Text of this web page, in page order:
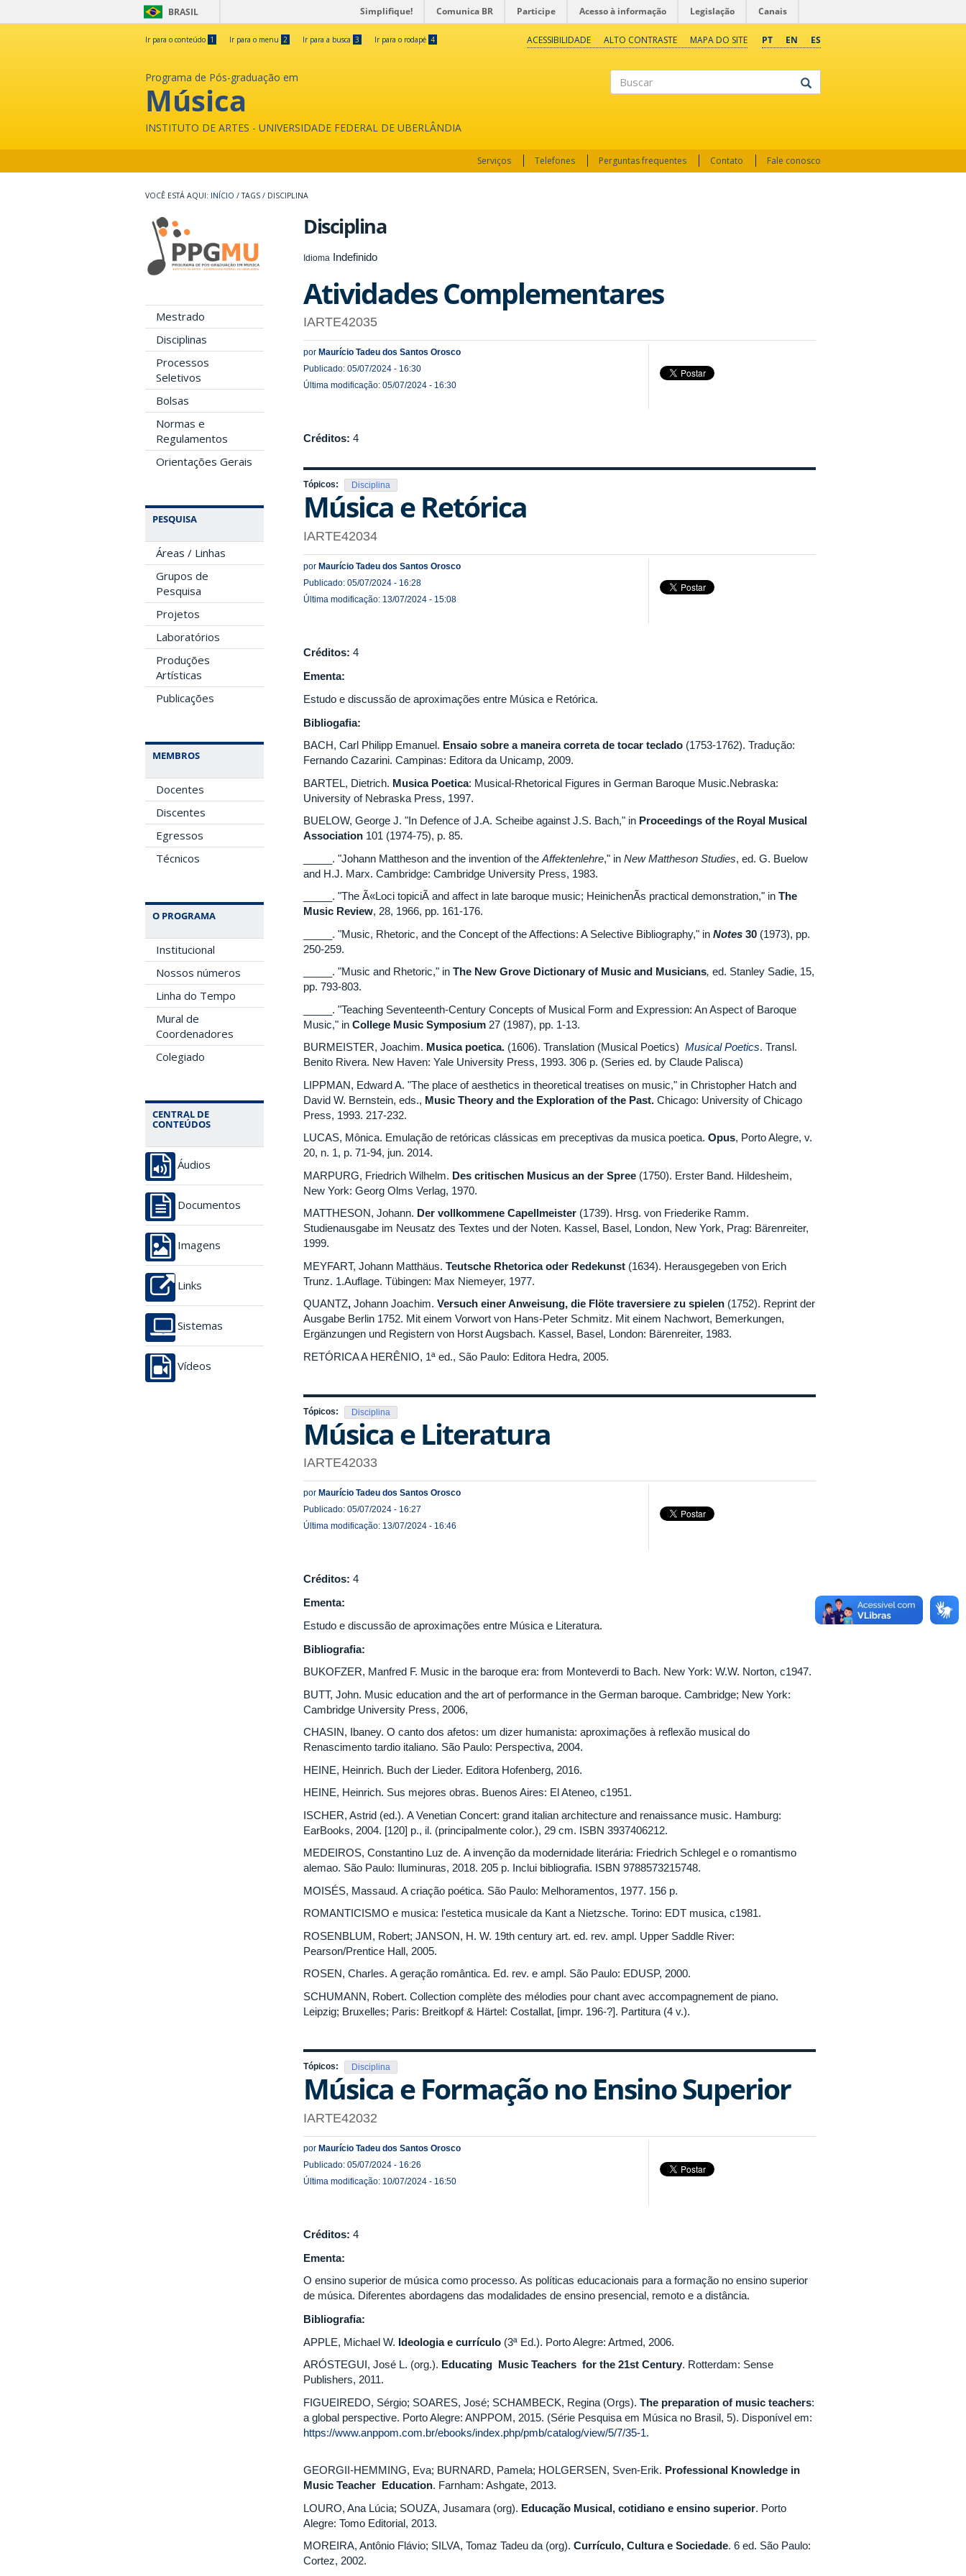
BRASIL Simplifique! Comunica BR Participe Acesso à informação Legislação Canais
Ir para o conteúdo 1 Ir para o menu 2 Ir para a busca 3 Ir para o rodapé 4 PT EN ES
ACESSIBILIDADE ALTO CONTRASTE MAPA DO SITE
Programa de Pós-graduação em
Música
INSTITUTO DE ARTES - UNIVERSIDADE FEDERAL DE UBERLÂNDIA
Serviços Telefones Perguntas frequentes Contato Fale conosco
INÍCIO / TAGS / DISCIPLINA
Mestrado
Disciplinas
Processos
Seletivos
Bolsas
Normas e
Regulamentos
Orientações Gerais
PESQUISA
Áreas / Linhas
Grupos de
Pesquisa
Projetos
Laboratórios
Produções
Artísticas
Publicações
MEMBROS
Docentes
Discentes
Egressos
Técnicos
O PROGRAMA
Institucional
Nossos números
Linha do Tempo
Mural de
Coordenadores
Colegiado
CENTRAL DE
CONTEÚDOS
Áudios
Documentos
Imagens
Links
Sistemas
Vídeos
Disciplina
Idioma Indefinido
Atividades Complementares
IARTE42035
por Maurício Tadeu dos Santos Orosco
Publicado: 05/07/2024 - 16:30
Última modificação: 05/07/2024 - 16:30
Créditos: 4
Tópicos: Disciplina
Música e Retórica
IARTE42034
por Maurício Tadeu dos Santos Orosco
Publicado: 05/07/2024 - 16:28
Última modificação: 13/07/2024 - 15:08
Créditos: 4
Ementa:
Estudo e discussão de aproximações entre Música e Retórica.
Bibliogafia:
BACH, Carl Philipp Emanuel. Ensaio sobre a maneira correta de tocar teclado (1753-1762). Tradução:
Fernando Cazarini. Campinas: Editora da Unicamp, 2009.
BARTEL, Dietrich. Musica Poetica: Musical-Rhetorical Figures in German Baroque Music.Nebraska:
University of Nebraska Press, 1997.
BUELOW, George J. "In Defence of J.A. Scheibe against J.S. Bach," in Proceedings of the Royal Musical
Association 101 (1974-75), p. 85.
_____. "Johann Mattheson and the invention of the Affektenlehre," in New Mattheson Studies, ed. G. Buelow
and H.J. Marx. Cambridge: Cambridge University Press, 1983.
_____. "The Ã«Loci topiciÃ­ and affect in late baroque music; HeinichenÃ­s practical demonstration," in The
Music Review, 28, 1966, pp. 161-176.
_____. "Music, Rhetoric, and the Concept of the Affections: A Selective Bibliography," in Notes 30 (1973), pp.
250-259.
_____. "Music and Rhetoric," in The New Grove Dictionary of Music and Musicians, ed. Stanley Sadie, 15,
pp. 793-803.
_____. "Teaching Seventeenth-Century Concepts of Musical Form and Expression: An Aspect of Baroque
Music," in College Music Symposium 27 (1987), pp. 1-13.
BURMEISTER, Joachim. Musica poetica. (1606). Translation (Musical Poetics) Musical Poetics. Transl.
Benito Rivera. New Haven: Yale University Press, 1993. 306 p. (Series ed. by Claude Palisca)
LIPPMAN, Edward A. "The place of aesthetics in theoretical treatises on music," in Christopher Hatch and
David W. Bernstein, eds., Music Theory and the Exploration of the Past. Chicago: University of Chicago
Press, 1993. 217-232.
LUCAS, Mônica. Emulação de retóricas clássicas em preceptivas da musica poetica. Opus, Porto Alegre, v.
20, n. 1, p. 71-94, jun. 2014.
MARPURG, Friedrich Wilhelm. Des critischen Musicus an der Spree (1750). Erster Band. Hildesheim,
New York: Georg Olms Verlag, 1970.
MATTHESON, Johann. Der vollkommene Capellmeister (1739). Hrsg. von Friederike Ramm.
Studienausgabe im Neusatz des Textes und der Noten. Kassel, Basel, London, New York, Prag: Bärenreiter,
1999.
MEYFART, Johann Matthäus. Teutsche Rhetorica oder Redekunst (1634). Herausgegeben von Erich
Trunz. 1.Auflage. Tübingen: Max Niemeyer, 1977.
QUANTZ, Johann Joachim. Versuch einer Anweisung, die Flöte traversiere zu spielen (1752). Reprint der
Ausgabe Berlin 1752. Mit einem Vorwort von Hans-Peter Schmitz. Mit einem Nachwort, Bemerkungen,
Ergänzungen und Registern von Horst Augsbach. Kassel, Basel, London: Bärenreiter, 1983.
RETÓRICA A HERÊNIO, 1ª ed., São Paulo: Editora Hedra, 2005.
Tópicos: Disciplina
Música e Literatura
IARTE42033
por Maurício Tadeu dos Santos Orosco
Publicado: 05/07/2024 - 16:27
Última modificação: 13/07/2024 - 16:46
Créditos: 4
Ementa:
Estudo e discussão de aproximações entre Música e Literatura.
Bibliografia:
BUKOFZER, Manfred F. Music in the baroque era: from Monteverdi to Bach. New York: W.W. Norton, c1947.
BUTT, John. Music education and the art of performance in the German baroque. Cambridge; New York:
Cambridge University Press, 2006,
CHASIN, Ibaney. O canto dos afetos: um dizer humanista: aproximações à reflexão musical do
Renascimento tardio italiano. São Paulo: Perspectiva, 2004.
HEINE, Heinrich. Buch der Lieder. Editora Hofenberg, 2016.
HEINE, Heinrich. Sus mejores obras. Buenos Aires: El Ateneo, c1951.
ISCHER, Astrid (ed.). A Venetian Concert: grand italian architecture and renaissance music. Hamburg:
EarBooks, 2004. [120] p., il. (principalmente color.), 29 cm. ISBN 3937406212.
MEDEIROS, Constantino Luz de. A invenção da modernidade literária: Friedrich Schlegel e o romantismo
alemao. São Paulo: Iluminuras, 2018. 205 p. Inclui bibliografia. ISBN 9788573215748.
MOISÉS, Massaud. A criação poética. São Paulo: Melhoramentos, 1977. 156 p.
ROMANTICISMO e musica: l'estetica musicale da Kant a Nietzsche. Torino: EDT musica, c1981.
ROSENBLUM, Robert; JANSON, H. W. 19th century art. ed. rev. ampl. Upper Saddle River:
Pearson/Prentice Hall, 2005.
ROSEN, Charles. A geração romântica. Ed. rev. e ampl. São Paulo: EDUSP, 2000.
SCHUMANN, Robert. Collection complète des mélodies pour chant avec accompagnement de piano.
Leipzig; Bruxelles; Paris: Breitkopf & Härtel: Costallat, [impr. 196-?]. Partitura (4 v.).
Tópicos: Disciplina
Música e Formação no Ensino Superior
IARTE42032
por Maurício Tadeu dos Santos Orosco
Publicado: 05/07/2024 - 16:26
Última modificação: 10/07/2024 - 16:50
Créditos: 4
Ementa:
O ensino superior de música como processo. As políticas educacionais para a formação no ensino superior
de música. Diferentes abordagens das modalidades de ensino presencial, remoto e a distância.
Bibliografia:
APPLE, Michael W. Ideologia e currículo (3ª Ed.). Porto Alegre: Artmed, 2006.
ARÓSTEGUI, José L. (org.). Educating Music Teachers for the 21st Century. Rotterdam: Sense
Publishers, 2011.
FIGUEIREDO, Sérgio; SOARES, José; SCHAMBECK, Regina (Orgs). The preparation of music teachers:
a global perspective. Porto Alegre: ANPPOM, 2015. (Série Pesquisa em Música no Brasil, 5). Disponível em:
https://www.anppom.com.br/ebooks/index.php/pmb/catalog/view/5/7/35-1.
GEORGII-HEMMING, Eva; BURNARD, Pamela; HOLGERSEN, Sven-Erik. Professional Knowledge in
Music Teacher Education. Farnham: Ashgate, 2013.
LOURO, Ana Lúcia; SOUZA, Jusamara (org). Educação Musical, cotidiano e ensino superior. Porto
Alegre: Tomo Editorial, 2013.
MOREIRA, Antônio Flávio; SILVA, Tomaz Tadeu da (org). Currículo, Cultura e Sociedade. 6 ed. São Paulo:
Cortez, 2002.